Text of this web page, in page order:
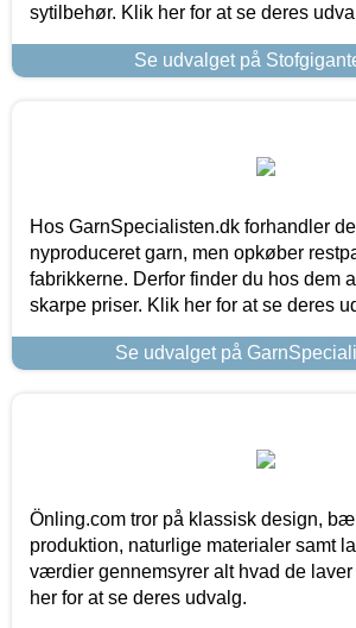
sytilbehør. Klik her for at se deres
Se udvalget på
Hos GarnSpecialisten.dk forhandler
nyproduceret garn, men opkøber
fabrikkerne. Derfor finder du hos dem
skarpe priser. Klik her for at se deres
Se udvalget på
Önling.com tror på klassisk design,
produktion, naturlige materialer samt
værdier gennemsyrer alt hvad de
her for at se deres udvalg.